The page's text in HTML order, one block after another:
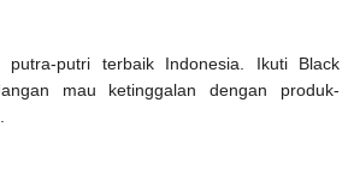
putra-putri terbaik Indonesia. Ikuti Black
mau ketinggalan dengan produk-